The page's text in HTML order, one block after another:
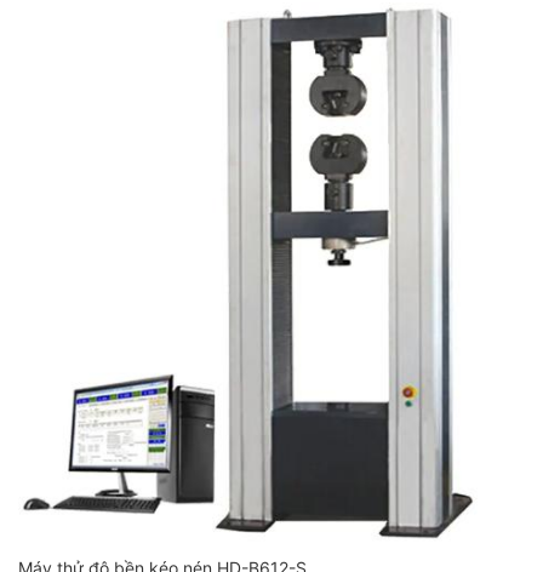
Máy thử độ bền kéo nén HD-B612-S